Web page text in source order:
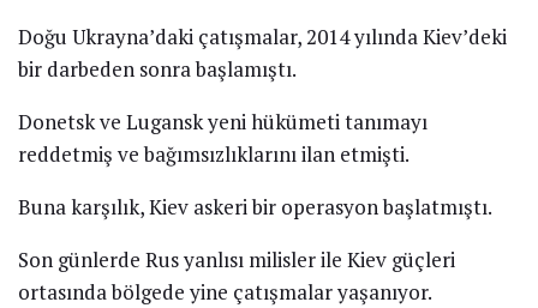
Doğu Ukrayna’daki çatışmalar, 2014 yılında Kiev’deki
bir darbeden sonra başlamıştı.
Donetsk ve Lugansk yeni hükümeti tanımayı
reddetmiş ve bağımsızlıklarını ilan etmişti.
Buna karşılık, Kiev askeri bir operasyon başlatmıştı.
Son günlerde Rus yanlısı milisler ile Kiev güçleri
ortasında bölgede yine çatışmalar yaşanıyor.